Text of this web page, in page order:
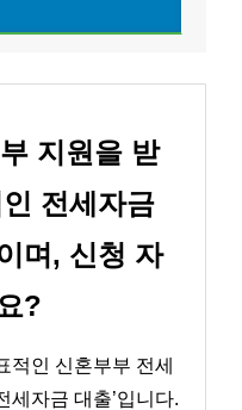
지원을 받
전세자금
며, 신청 자
?
적인 신혼부부 전세
세자금 대출’입니다.